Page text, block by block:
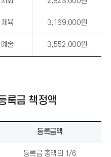
육 3,169,000원
술 3,552,000원
록금 책정액
등록금액
등록금 총액의 1/6